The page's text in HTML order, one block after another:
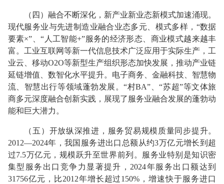
（四）融合不断深化，新产业新业态新模式加速涌现。
现代服务业与先进制造业融合业态多元、模式多样，“数据
要素×”、“人工智能+”服务的经济形态、商业模式越来越丰
富。工业互联网等新一代信息技术广泛应用于实际生产，工
业云、移动O2O等新型生产组织形态加快发展，推动产业链
延链增值、数智化水平提升。电子商务、金融科技、智慧物
流、智慧出行等领域蓬勃发展。“村BA”、“苏超”等文体旅
商多元深度融合创新实践，展现了服务业融合发展的蓬勃动
能和巨大潜力。
（五）开放纵深推进，服务贸易规模质量同步提升。
2012—2024年，我国服务进出口总额从约3万亿元增长到超
过7.5万亿元，规模跃升至世界前列。服务业特别是知识密
集型服务出口竞争力显著提升，2024年服务出口额达到
31756亿元，比2012年增长超过150%，增速快于服务进口